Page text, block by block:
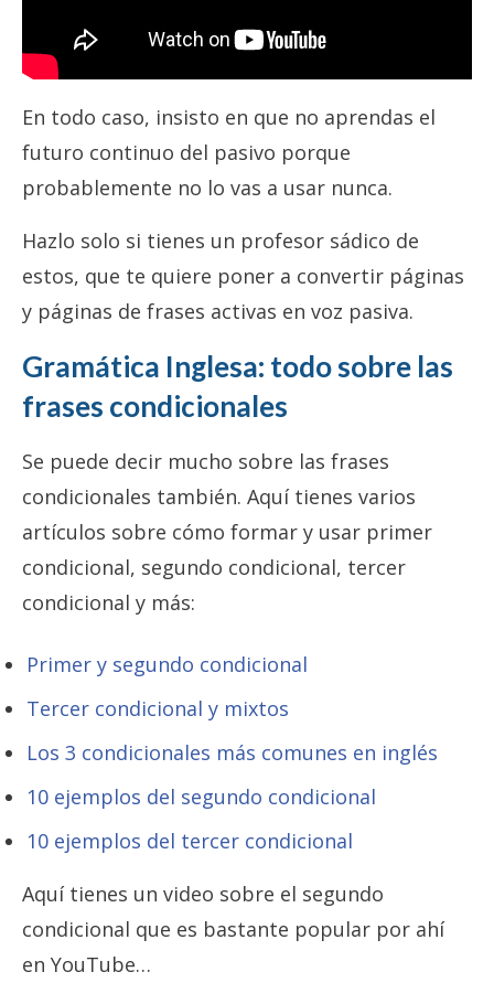
En todo caso, insisto en que no aprendas el
futuro continuo del pasivo porque
probablemente no lo vas a usar nunca.
Hazlo solo si tienes un profesor sádico de
estos, que te quiere poner a convertir páginas
y páginas de frases activas en voz pasiva.
Gramática Inglesa: todo sobre las
frases condicionales
Se puede decir mucho sobre las frases
condicionales también. Aquí tienes varios
artículos sobre cómo formar y usar primer
condicional, segundo condicional, tercer
condicional y más:
Primer y segundo condicional
Tercer condicional y mixtos
Los 3 condicionales más comunes en inglés
10 ejemplos del segundo condicional
10 ejemplos del tercer condicional
Aquí tienes un video sobre el segundo
condicional que es bastante popular por ahí
en YouTube…